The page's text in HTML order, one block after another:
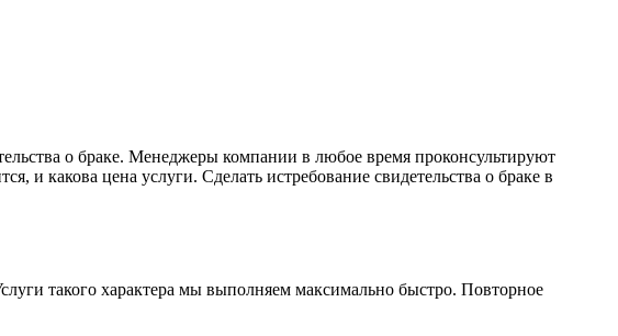
о браке. Менеджеры компании в любое время проконсультируют
и какова цена услуги. Сделать истребование свидетельства о браке в
такого характера мы выполняем максимально быстро. Повторное